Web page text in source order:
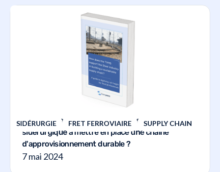
SIDÉRURGIE FRET FERROVIAIRE SUPPLY CHAIN
Comment le TVMS aide-t-il l'industrie
sidérurgique à mettre en place une chaîne
d'approvisionnement durable ?
7 mai 2024